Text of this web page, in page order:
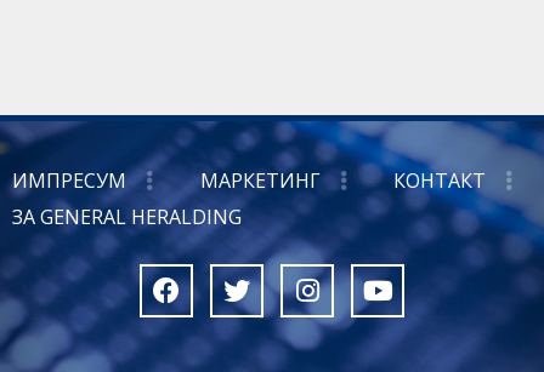
ИМПРЕСУМ МАРКЕТИНГ
КОНТАКТ
ЗА GENERAL HERALDING